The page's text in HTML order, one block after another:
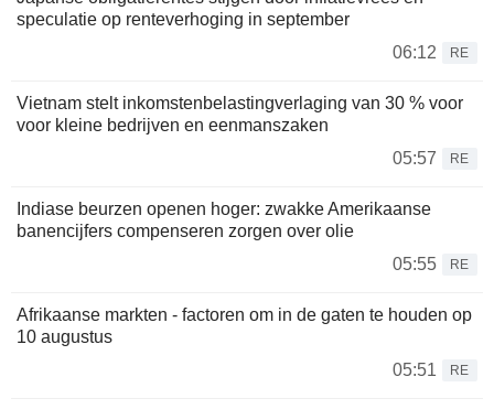
speculatie op renteverhoging in september
06:12
RE
Vietnam stelt inkomstenbelastingverlaging van 30 % voor
voor kleine bedrijven en eenmanszaken
05:57
RE
Indiase beurzen openen hoger: zwakke Amerikaanse
banencijfers compenseren zorgen over olie
05:55
RE
Afrikaanse markten - factoren om in de gaten te houden op
10 augustus
05:51
RE